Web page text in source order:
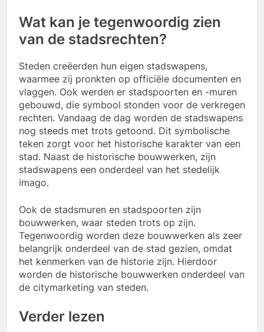
Wat kan je tegenwoordig zien
van de stadsrechten?
Steden creëerden hun eigen stadswapens,
waarmee zij pronkten op officiële documenten en
vlaggen. Ook werden er stadspoorten en -muren
gebouwd, die symbool stonden voor de verkregen
rechten. Vandaag de dag worden de stadswapens
nog steeds met trots getoond. Dit symbolische
teken zorgt voor het historische karakter van een
stad. Naast de historische bouwwerken, zijn
stadswapens een onderdeel van het stedelijk
imago.
Ook de stadsmuren en stadspoorten zijn
bouwwerken, waar steden trots op zijn.
Tegenwoordig worden deze bouwwerken als zeer
belangrijk onderdeel van de stad gezien, omdat
het kenmerken van de historie zijn. Hierdoor
worden de historische bouwwerken onderdeel van
de citymarketing van steden.
Verder lezen